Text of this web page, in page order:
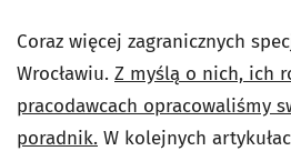
Coraz więcej zagranicznych
Wrocławiu. Z myślą o nich, ich
pracodawcach opracowaliśmy
poradnik. W kolejnych